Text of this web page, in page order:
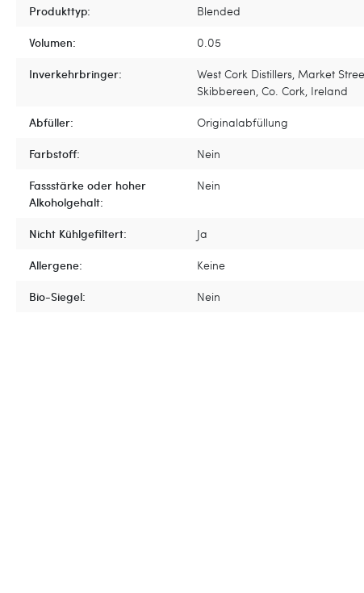
Produkttyp:
Blended
Volumen:
0.05
Inverkehrbringer:
West Cork Distillers, Market
Skibbereen, Co. Cork, Ireland
Abfüller:
Originalabfüllung
Farbstoff:
Nein
Fassstärke oder hoher
Alkoholgehalt:
Nein
Nicht Kühlgefiltert:
Ja
Allergene:
Keine
Bio-Siegel:
Nein